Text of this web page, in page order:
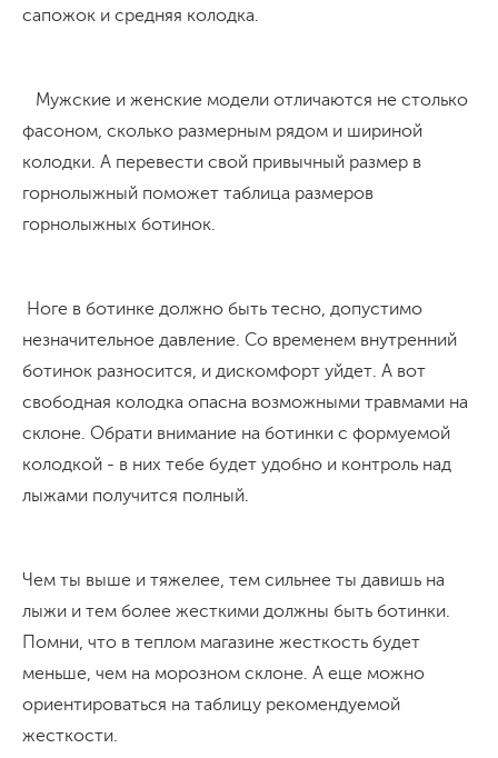
сапожок и средняя колодка.
Мужские и женские модели отличаются не столько
фасоном, сколько размерным рядом и шириной
колодки. А перевести свой привычный размер в
горнолыжный поможет таблица размеров
горнолыжных ботинок.
Ноге в ботинке должно быть тесно, допустимо
незначительное давление. Со временем внутренний
ботинок разносится, и дискомфорт уйдет. А вот
свободная колодка опасна возможными травмами на
склоне. Обрати внимание на ботинки с формуемой
колодкой - в них тебе будет удобно и контроль над
лыжами получится полный.
Чем ты выше и тяжелее, тем сильнее ты давишь на
лыжи и тем более жесткими должны быть ботинки.
Помни, что в теплом магазине жесткость будет
меньше, чем на морозном склоне. А еще можно
ориентироваться на таблицу рекомендуемой
жесткости.